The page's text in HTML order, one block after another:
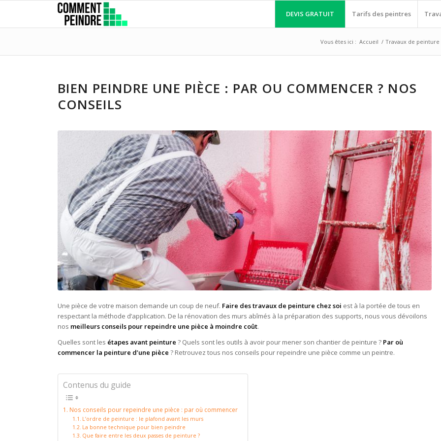
DEVIS GRATUIT Tarifs des peintres
Vous êtes ici : Accueil / Travaux de peinture
BIEN PEINDRE UNE PIÈCE : PAR OU COMMENCER ? NOS
CONSEILS
Une pièce de votre maison demande un coup de neuf. Faire des travaux de peinture chez soi est à la portée de tous en
respectant la méthode d’application. De la rénovation des murs abîmés à la préparation des supports, nous vous dévoilons
nos meilleurs conseils pour repeindre une pièce à moindre coût.
Quelles sont les étapes avant peinture ? Quels sont les outils à avoir pour mener son chantier de peinture ? Par où
commencer la peinture d’une pièce ? Retrouvez tous nos conseils pour repeindre une pièce comme un peintre.
Contenus du guide
Nos conseils pour repeindre une pièce : par où commencer
L’ordre de peinture : le plafond avant les murs
La bonne technique pour bien peindre
Que faire entre les deux passes de peinture ?